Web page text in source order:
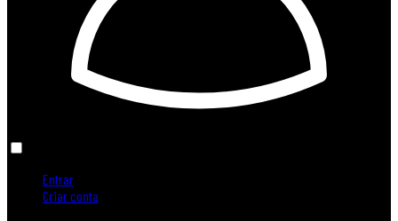
Entrar
Criar conta